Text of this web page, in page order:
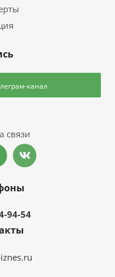
канал
связи
94-54